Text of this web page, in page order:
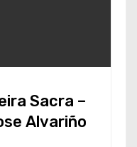
Sacra –
Alvariño